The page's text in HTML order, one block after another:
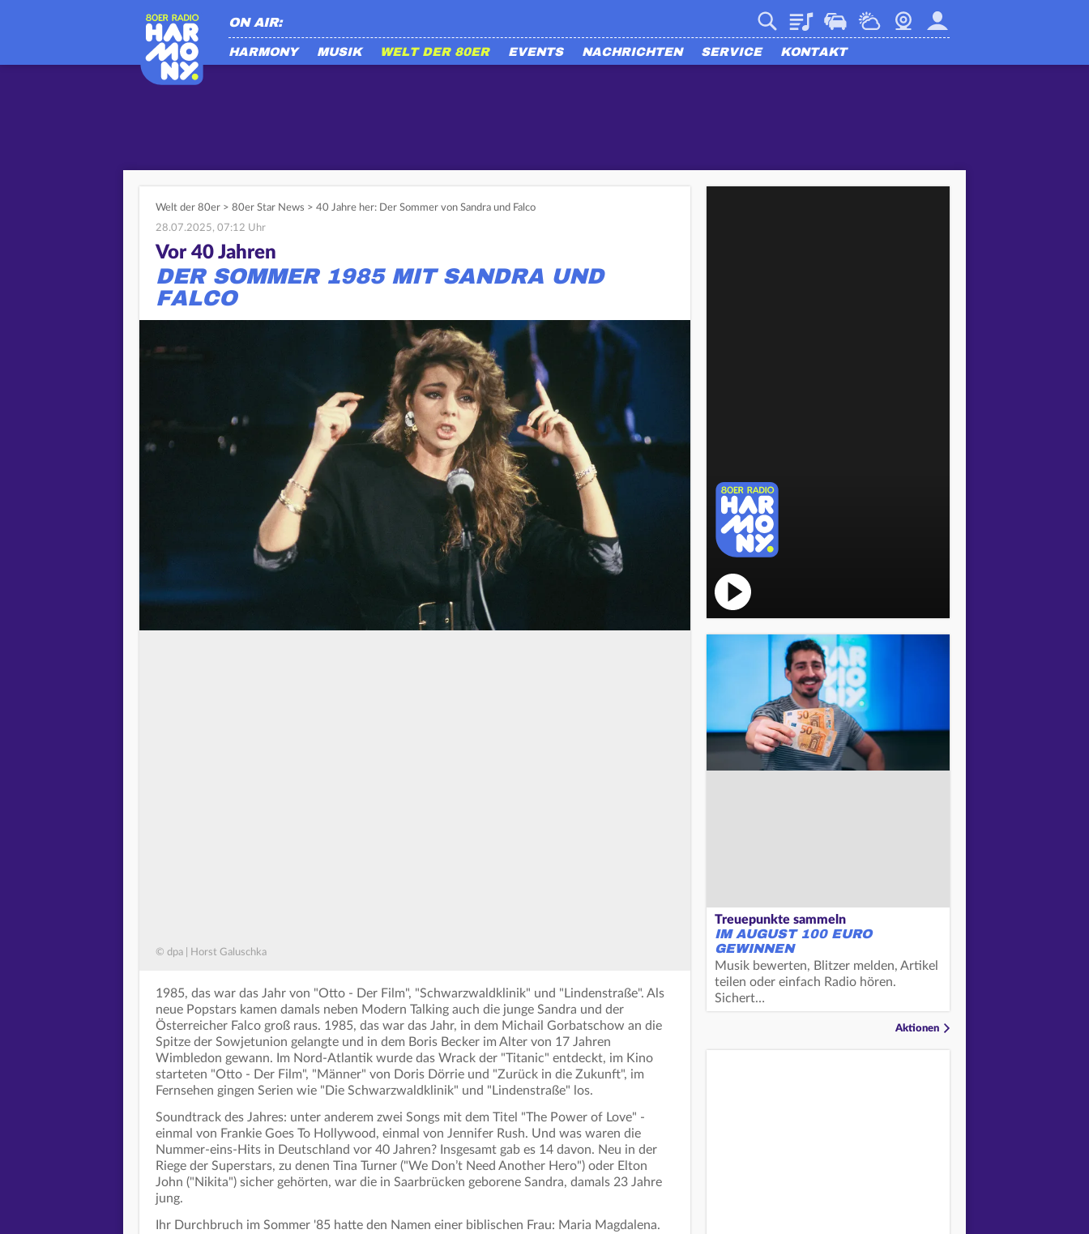
ON AIR: PlaylistVerkehrWetterWebcamMein harmony
HARMONY MUSIK WELT DER 80ER EVENTS NACHRICHTEN SERVICE KONTAKT
Welt der 80er > 80er Star News > 40 Jahre her: Der Sommer von Sandra und Falco
28.07.2025, 07:12 Uhr
Vor 40 Jahren
DER SOMMER 1985 MIT SANDRA UND
FALCO
© dpa | Horst Galuschka
1985, das war das Jahr von "Otto - Der Film", "Schwarzwaldklinik" und "Lindenstraße". Als
neue Popstars kamen damals neben Modern Talking auch die junge Sandra und der
Österreicher Falco groß raus. 1985, das war das Jahr, in dem Michail Gorbatschow an die
Spitze der Sowjetunion gelangte und in dem Boris Becker im Alter von 17 Jahren
Wimbledon gewann. Im Nord-Atlantik wurde das Wrack der "Titanic" entdeckt, im Kino
starteten "Otto - Der Film", "Männer" von Doris Dörrie und "Zurück in die Zukunft", im
Fernsehen gingen Serien wie "Die Schwarzwaldklinik" und "Lindenstraße" los.
Soundtrack des Jahres: unter anderem zwei Songs mit dem Titel "The Power of Love" -
einmal von Frankie Goes To Hollywood, einmal von Jennifer Rush. Und was waren die
Nummer-eins-Hits in Deutschland vor 40 Jahren? Insgesamt gab es 14 davon. Neu in der
Riege der Superstars, zu denen Tina Turner ("We Don’t Need Another Hero") oder Elton
John ("Nikita") sicher gehörten, war die in Saarbrücken geborene Sandra, damals 23 Jahre
jung.
Ihr Durchbruch im Sommer '85 hatte den Namen einer biblischen Frau: Maria Magdalena.
Treuepunkte sammeln
IM AUGUST 100 EURO
GEWINNEN
Musik bewerten, Blitzer melden, Artikel
teilen oder einfach Radio hören.
Sichert…
Aktionen